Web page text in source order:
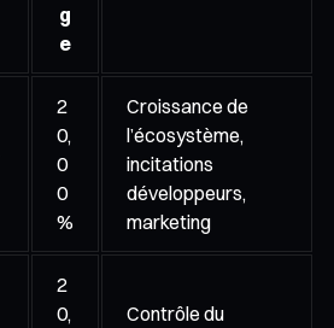
g
e
2
0,
0
0
%
Croissance de
l’écosystème,
incitations
développeurs,
marketing
2
0,
Contrôle du